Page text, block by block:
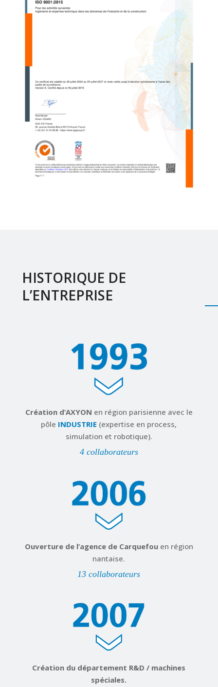
HISTORIQUE DE
L’ENTREPRISE
Création d’AXYON en région parisienne avec le
pôle INDUSTRIE (expertise en process,
simulation et robotique).
4 collaborateurs
Ouverture de l’agence de Carquefou en région
nantaise.
13 collaborateurs
Création du département R&D / machines
spéciales.